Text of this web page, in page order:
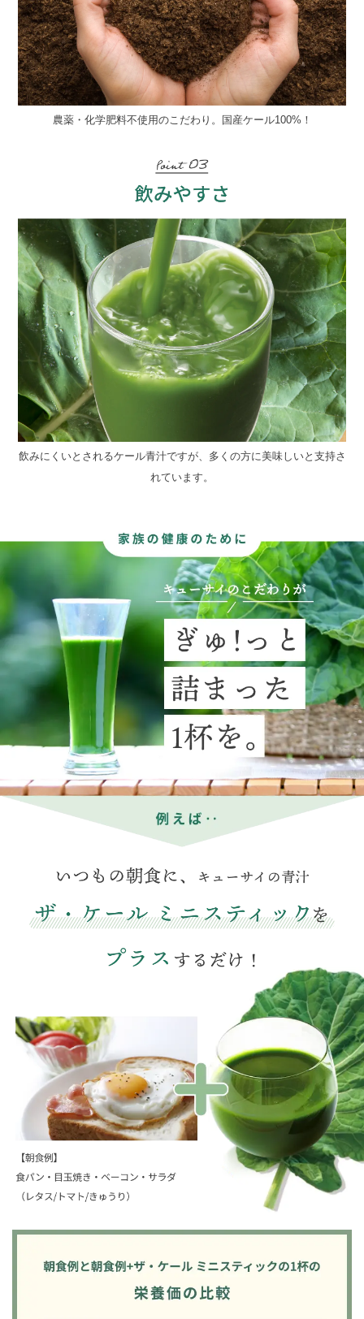
農薬・化学肥料不使用のこだわり。国産ケール100%！
飲みにくいとされるケール青汁ですが、多くの方に美味しいと支持さ
れています。